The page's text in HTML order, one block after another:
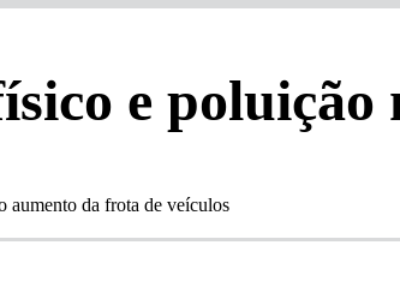
e poluição
aumento da frota de veículos